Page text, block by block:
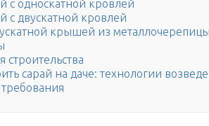
с односкатной кровлей
с двускатной кровлей
крышей из металлочерепицы
строительства
сарай на даче: технологии